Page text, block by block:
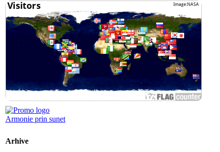
Armonie prin sunet
Arhive